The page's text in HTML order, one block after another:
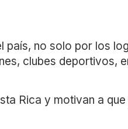
no solo por los
clubes deportivos,
Rica y motivan a